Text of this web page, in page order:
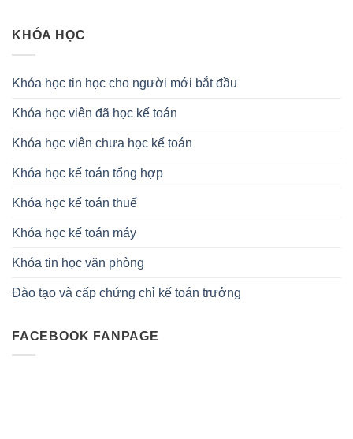
KHÓA HỌC
Khóa học tin học cho người mới bắt đầu
Khóa học viên đã học kế toán
Khóa học viên chưa học kế toán
Khóa học kế toán tổng hợp
Khóa học kế toán thuế
Khóa học kế toán máy
Khóa tin học văn phòng
Đào tạo và cấp chứng chỉ kế toán trưởng
FACEBOOK FANPAGE